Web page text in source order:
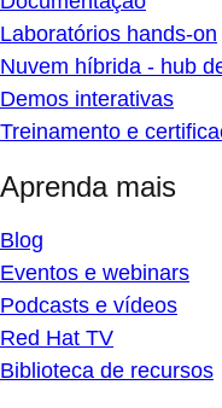
Laboratórios hands-on
Nuvem híbrida - hub
Demos interativas
Treinamento e
Aprenda mais
Blog
Eventos e webinars
Podcasts e vídeos
Red Hat TV
Biblioteca de recursos